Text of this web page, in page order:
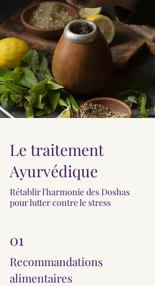
Le traitement
Ayurvédique
Rétablir l'harmonie des Doshas
pour lutter contre le stress
01
Recommandations
alimentaires